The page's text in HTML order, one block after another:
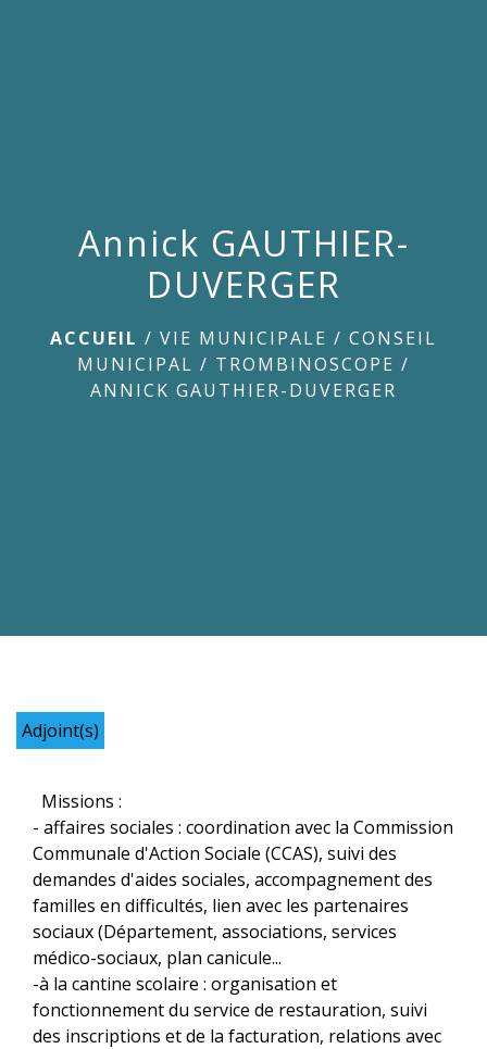
Annick GAUTHIER-
DUVERGER
ACCUEIL / VIE MUNICIPALE / CONSEIL
MUNICIPAL / TROMBINOSCOPE /
ANNICK GAUTHIER-DUVERGER
Adjoint(s)
Missions :
- affaires sociales : coordination avec la Commission
Communale d'Action Sociale (CCAS), suivi des
demandes d'aides sociales, accompagnement des
familles en difficultés, lien avec les partenaires
sociaux (Département, associations, services
médico-sociaux, plan canicule...
-à la cantine scolaire : organisation et
fonctionnement du service de restauration, suivi
des inscriptions et de la facturation, relations avec